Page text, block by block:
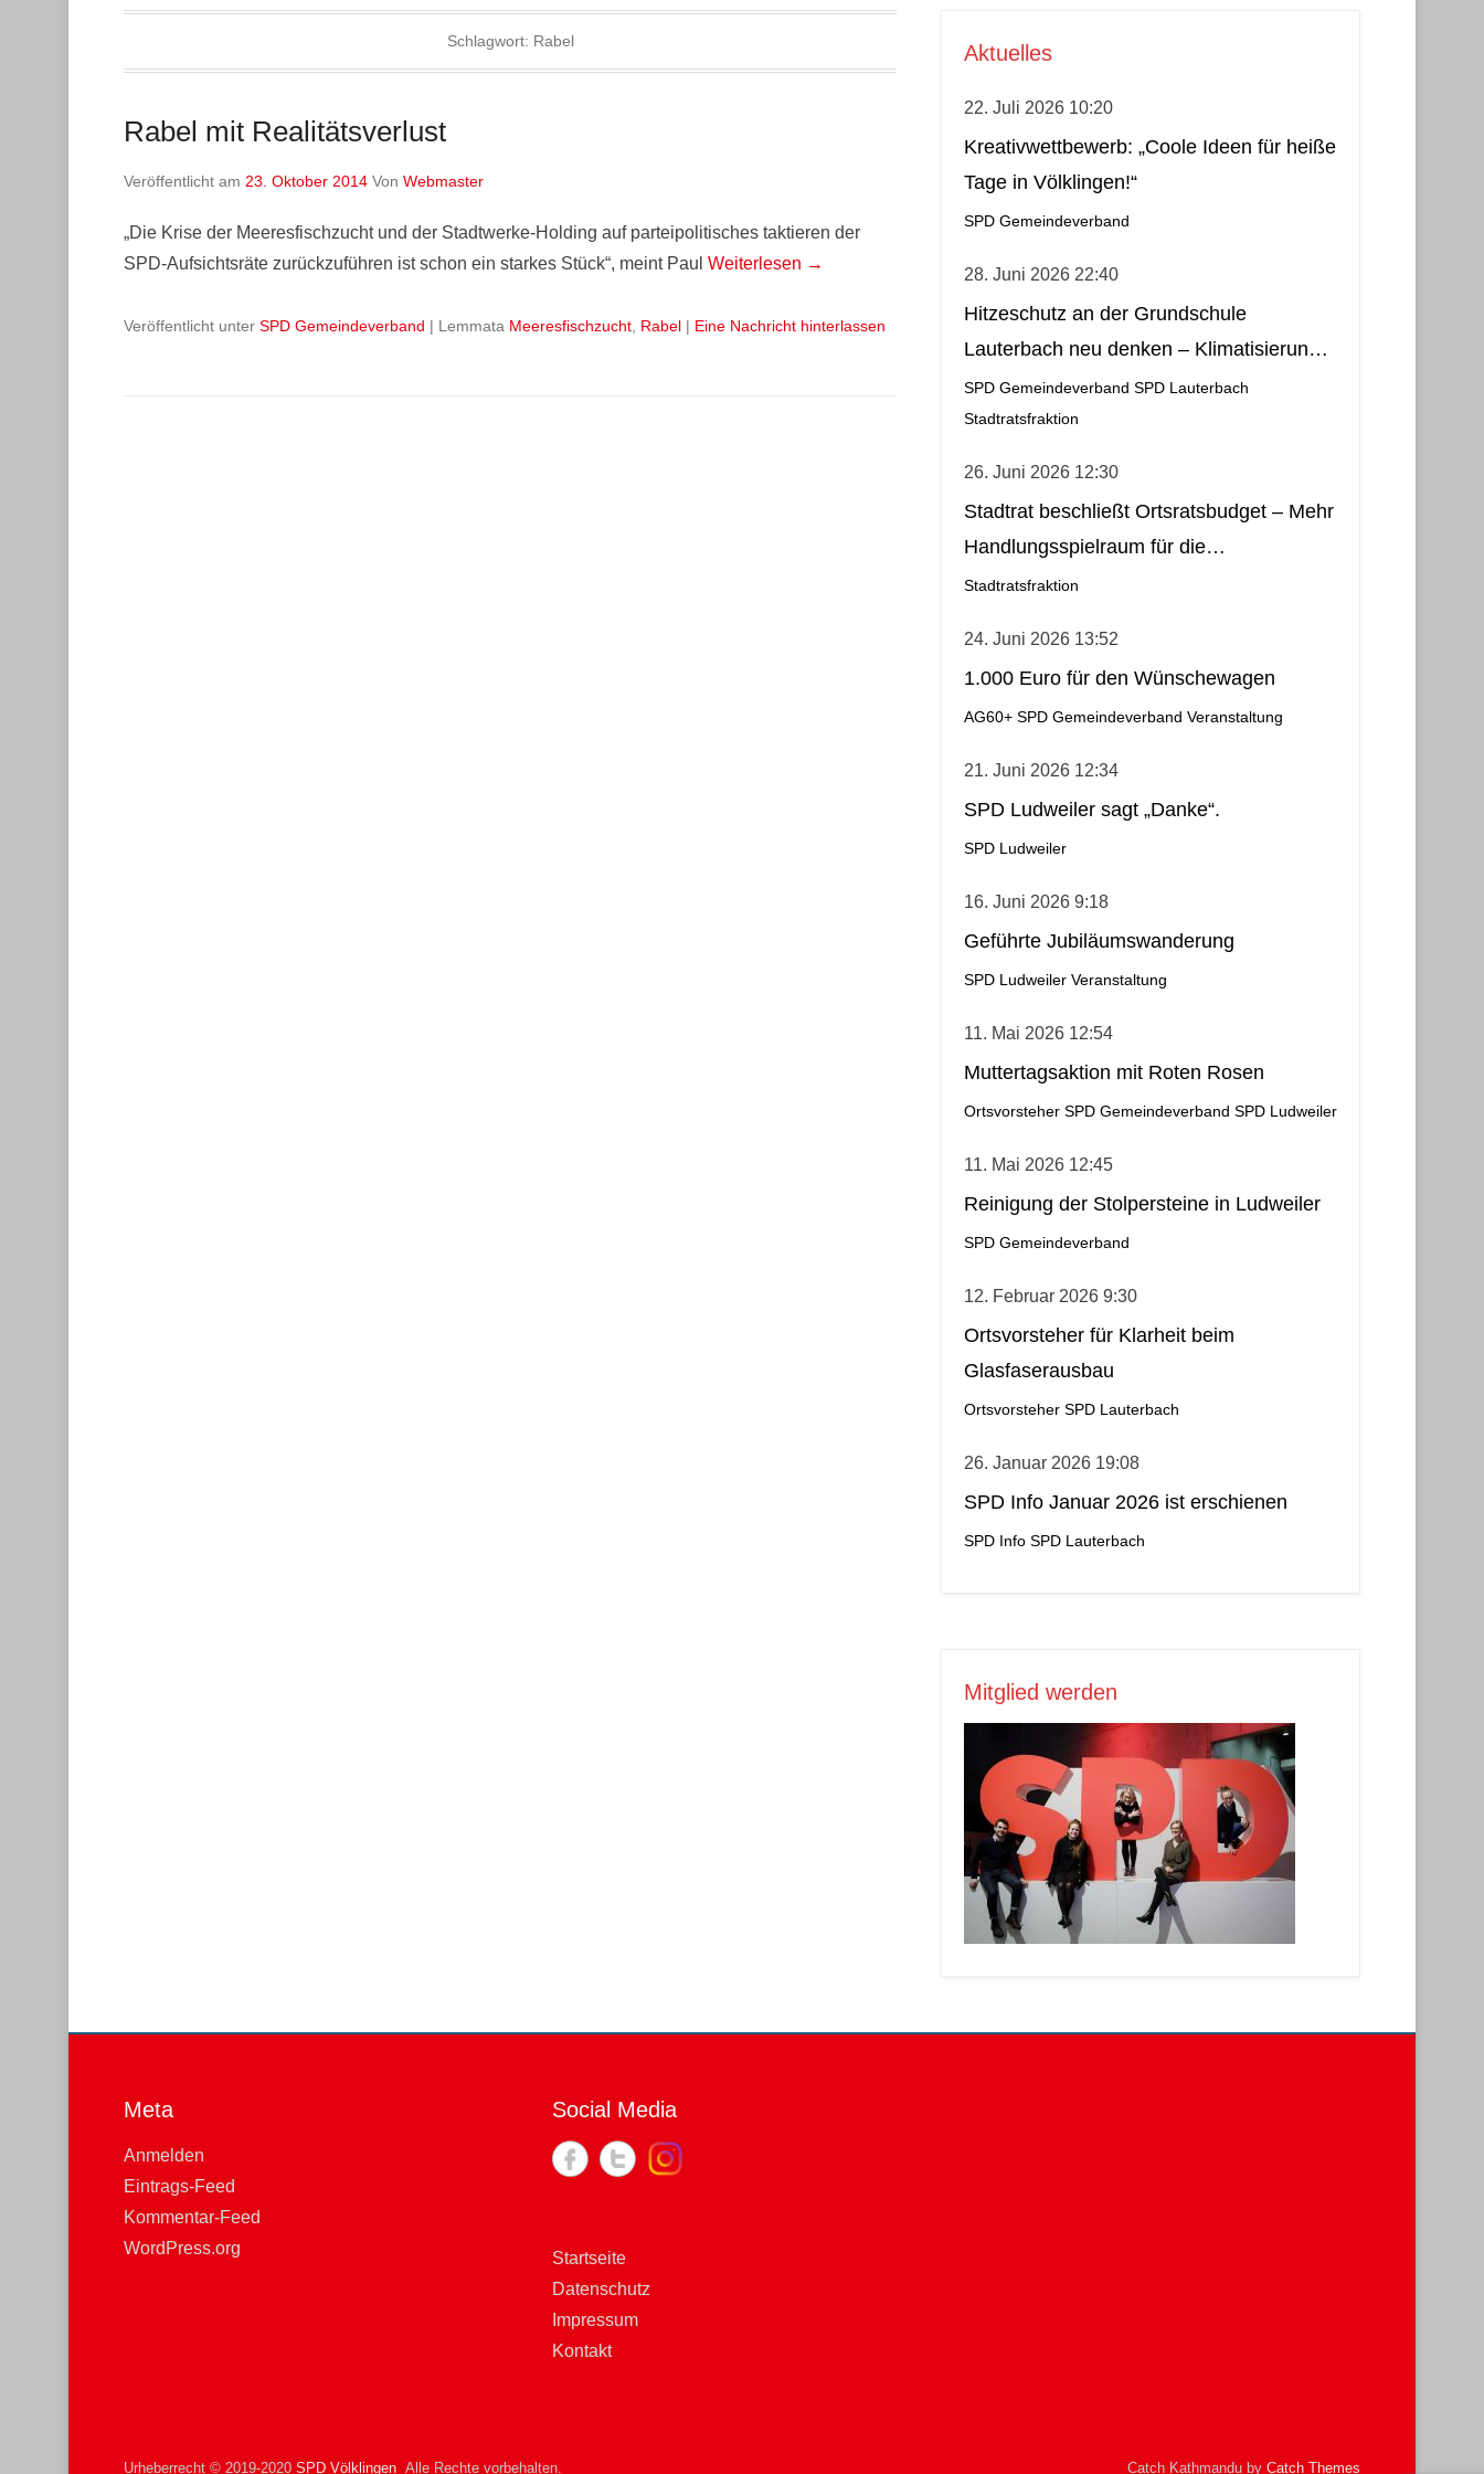
Schlagwort: Rabel
Rabel mit Realitätsverlust
Veröffentlicht am 23. Oktober 2014 Von Webmaster
„Die Krise der Meeresfischzucht und der Stadtwerke-Holding auf parteipolitisches taktieren der
SPD-Aufsichtsräte zurückzuführen ist schon ein starkes Stück“, meint Paul Weiterlesen →
Veröffentlicht unter SPD Gemeindeverband | Lemmata Meeresfischzucht Rabel | Eine Nachricht hinterlassen
Aktuelles
22. Juli 2026 10:20
Kreativwettbewerb: „Coole Ideen für heiße
Tage in Völklingen!“
SPD Gemeindeverband
28. Juni 2026 22:40
Hitzeschutz an der Grundschule
Lauterbach neu denken – Klimatisierung
als wirtschaftliche und nachhaltige Lösung
SPD Gemeindeverband SPD Lauterbach
Stadtratsfraktion
26. Juni 2026 12:30
Stadtrat beschließt Ortsratsbudget – Mehr
Handlungsspielraum für die
Gemeindebezirke
Stadtratsfraktion
24. Juni 2026 13:52
1.000 Euro für den Wünschewagen
AG60+ SPD Gemeindeverband Veranstaltung
21. Juni 2026 12:34
SPD Ludweiler sagt „Danke“.
SPD Ludweiler
16. Juni 2026 9:18
Geführte Jubiläumswanderung
SPD Ludweiler Veranstaltung
11. Mai 2026 12:54
Muttertagsaktion mit Roten Rosen
Ortsvorsteher SPD Gemeindeverband SPD Ludweiler
11. Mai 2026 12:45
Reinigung der Stolpersteine in Ludweiler
SPD Gemeindeverband
12. Februar 2026 9:30
Ortsvorsteher für Klarheit beim
Glasfaserausbau
Ortsvorsteher SPD Lauterbach
26. Januar 2026 19:08
SPD Info Januar 2026 ist erschienen
SPD Info SPD Lauterbach
Mitglied werden
Meta
Anmelden
Eintrags-Feed
Kommentar-Feed
WordPress.org
Social Media
Startseite
Datenschutz
Impressum
Kontakt
Urheberrecht © 2019-2020 SPD Völklingen Alle Rechte vorbehalten. Catch Kathmandu by Catch Themes